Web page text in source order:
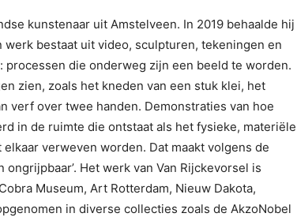
kunstenaar uit Amstelveen. In 2019 behaalde hij
werk bestaat uit video, sculpturen, tekeningen en
die onderweg zijn een beeld te worden.
zien, zoals het kneden van een stuk klei, het
verf over twee handen. Demonstraties van hoe
in de ruimte die ontstaat als het fysieke, materiële
verweven worden. Dat maakt volgens de
Het werk van Van Rijckevorsel is
Museum, Art Rotterdam, Nieuw Dakota,
in diverse collecties zoals de AkzoNobel